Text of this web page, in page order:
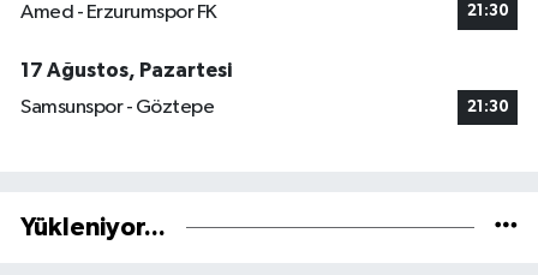
Amed - Erzurumspor FK 21:30
17 Ağustos, Pazartesi
Samsunspor - Göztepe
21:30
Yükleniyor...